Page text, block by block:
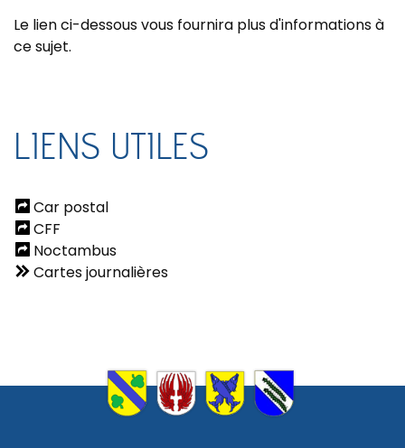
Le lien ci-dessous vous fournira plus d'informations à
ce sujet.
LIENS UTILES
Car postal
CFF
Noctambus
Cartes journalières